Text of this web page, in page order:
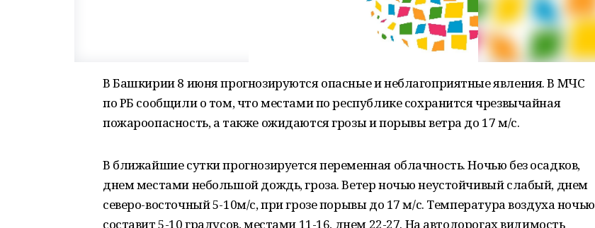
В Башкирии 8 июня прогнозируются опасные и неблагоприятные явления. В МЧС
по РБ сообщили о том, что местами по республике сохранится чрезвычайная
пожароопасность, а также ожидаются грозы и порывы ветра до 17 м/с.
В ближайшие сутки прогнозируется переменная облачность. Ночью без осадков,
днем местами небольшой дождь, гроза. Ветер ночью неустойчивый слабый, днем
северо-восточный 5-10м/с, при грозе порывы до 17 м/с. Температура воздуха ночью
составит 5-10 градусов, местами 11-16, днем 22-27. На автодорогах видимость